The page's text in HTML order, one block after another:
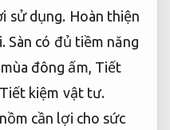
sử dụng. Hoàn thiện
Sàn có đủ tiềm năng
đông ấm, Tiết
Tiết kiệm vật tư.
cần lợi cho sức